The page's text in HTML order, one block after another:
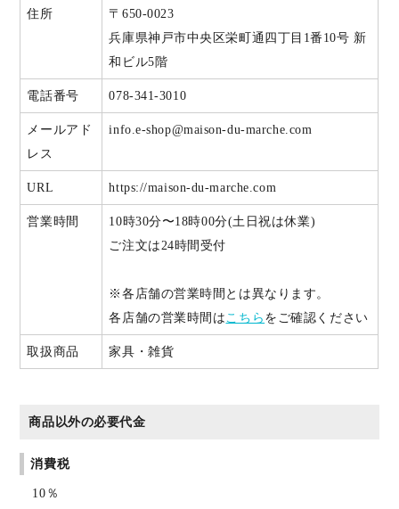
住所
〒650-0023
兵庫県神戸市中央区栄町通四丁目1番10号 新
和ビル5階
電話番号 078-341-3010
メールアド
レス
info.e-shop@maison-du-marche.com
URL https://maison-du-marche.com
営業時間
10時30分〜18時00分(土日祝は休業)
ご注文は24時間受付
※各店舗の営業時間とは異なります。
各店舗の営業時間はこちら をご確認ください
取扱商品 家具・雑貨
商品以外の必要代金
消費税
10％